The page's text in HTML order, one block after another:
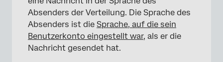
Absenders der Verteilung. Die Sprache des
Absenders ist die Sprache, auf die sein
Benutzerkonto eingestellt war, als er die
Nachricht gesendet hat.